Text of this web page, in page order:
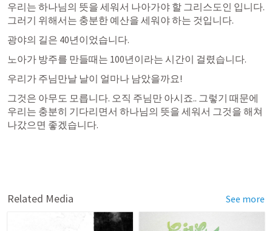
우리는 하나님의 뜻을 세워서 나아가야 할 그리스도인 입니다.
그러기 위해서는 충분한 예산을 세워야 하는 것입니다.
광야의 길은 40년이었습니다.
노아가 방주를 만들때는 100년이라는 시간이 걸렸습니다.
우리가 주님만날 날이 얼마나 남았을까요!
그것은 아무도 모릅니다. 오직 주님만 아시죠.. 그렇기 때문에
우리는 충분히 기다리면서 하나님의 뜻을 세워서 그것을 해쳐
나갔으면 좋겠습니다.
Related Media See more